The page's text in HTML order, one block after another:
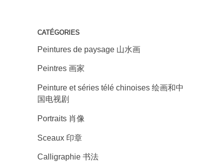
CATÉGORIES
Peintures de paysage 山水画
Peintres 画家
Peinture et séries télé chinoises 绘画和中
国电视剧
Portraits 肖像
Sceaux 印章
Calligraphie 书法